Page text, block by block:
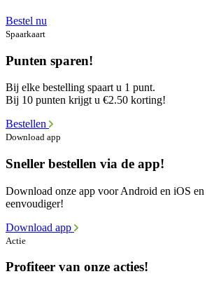
Bestel nu
Spaarkaart
Punten sparen!
Bij elke bestelling spaart u 1 punt.
Bij 10 punten krijgt u €2.50 korting!
Bestellen
Download app
Sneller bestellen via de app!
Download onze app voor Android en iOS en
eenvoudiger!
Download app
Actie
Profiteer van onze acties!